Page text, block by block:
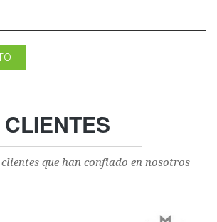
CLIENTES
que han confiado en nosotros